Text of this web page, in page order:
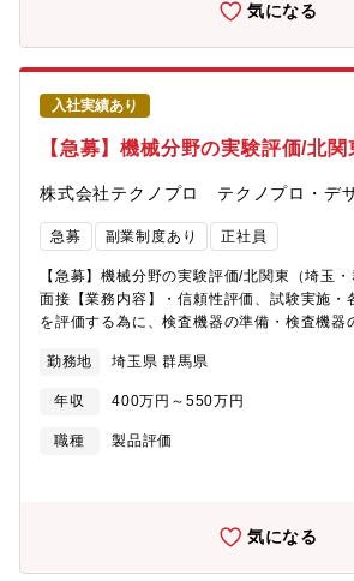
気になる
入社実績あり
【急募】機械分野の実験評価/北関
株式会社テクノプロ テクノプロ・デ
急募 副業制度あり 正社員
【急募】機械分野の実験評価/北関東（埼玉
面接【業務内容】・信頼性評価、試験実施・
を評価する為に、検査機器の準備・検査機器
設備の点検保守作業
勤務地 埼玉県 群馬県
年収 400万円～550万円
職種
製品評価
気になる